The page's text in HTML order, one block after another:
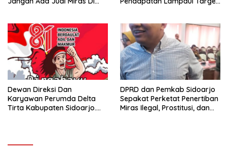
Dewan Direksi Dan
Karyawan Perumda Delta
Tirta Kabupaten Sidoarjo.
Agustus Tahun 2026
DPRD dan Pemkab Sidoarjo
Sepakat Perketat Penertiban
Miras Ilegal, Prostitusi, dan